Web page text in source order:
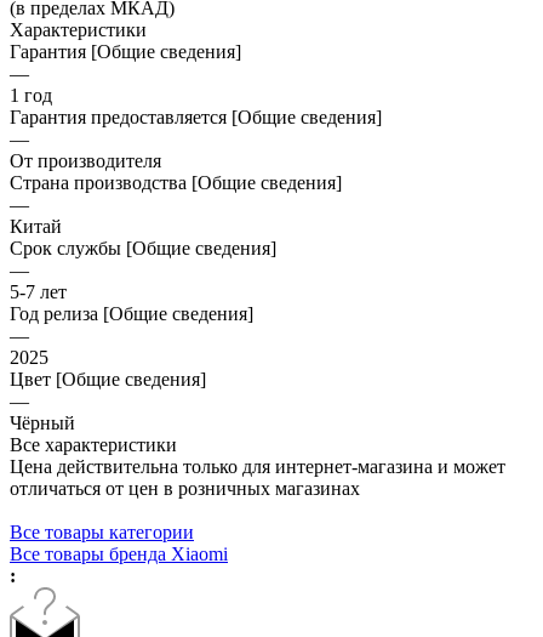
(в пределах МКАД)
Характеристики
Гарантия [Общие сведения]
—
1 год
Гарантия предоставляется [Общие сведения]
—
От производителя
Страна производства [Общие сведения]
—
Китай
Срок службы [Общие сведения]
—
5-7 лет
Год релиза [Общие сведения]
—
2025
Цвет [Общие сведения]
—
Чёрный
Все характеристики
Цена действительна только для интернет-магазина и может
отличаться от цен в розничных магазинах
Все товары категории
Все товары бренда Xiaomi
: